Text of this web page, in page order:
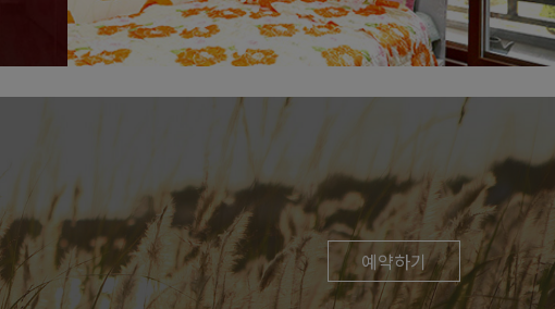
예약하기